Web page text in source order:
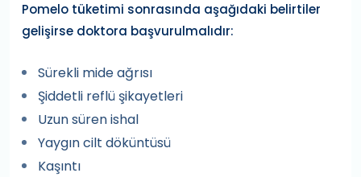
Pomelo tüketimi sonrasında aşağıdaki belirtiler
gelişirse doktora başvurulmalıdır:
Sürekli mide ağrısı
Şiddetli reflü şikayetleri
Uzun süren ishal
Yaygın cilt döküntüsü
Kaşıntı